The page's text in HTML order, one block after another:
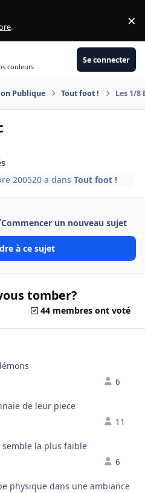
. ×
couleurs
Se connecter
Publique Tout foot ! Les 1/8
200520 a dansTout foot !
Commencer un nouveau sujet
à ce sujet
tomber?
44 membres ont voté
6
de leur piece
11
la plus faible
6
physique dans une ambiance